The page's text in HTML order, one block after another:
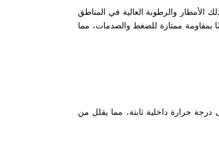
الأمطار والرطوبة العالية في المناطق
بمقاومة ممتازة للضغط والصدمات، مما
درجة حرارة داخلية ثابتة، مما يقلل من